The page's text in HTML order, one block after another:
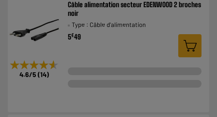
★★★★★
★★★★★
4.6/5 (14)
Câble alimentation secteur EDENWOOD 2 broches
noir
Type : Câble d'alimentation
5€49